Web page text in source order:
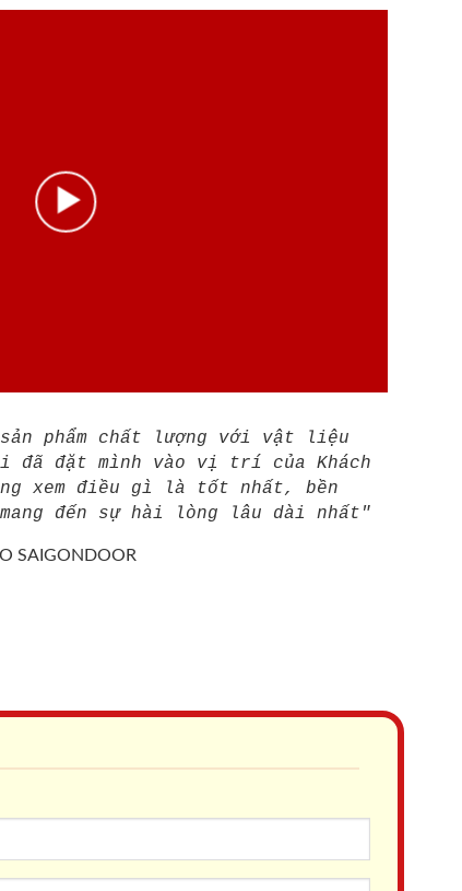
phẩm chất lượng với vật liệu
đã đặt mình vào vị trí của Khách
xem điều gì là tốt nhất, bền
đến sự hài lòng lâu dài nhất"
SAIGONDOOR